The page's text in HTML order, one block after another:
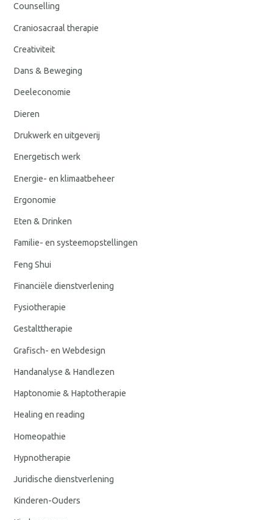
Counselling
Craniosacraal therapie
Creativiteit
Dans & Beweging
Deeleconomie
Dieren
Drukwerk en uitgeverij
Energetisch werk
Energie- en klimaatbeheer
Ergonomie
Eten & Drinken
Familie- en systeemopstellingen
Feng Shui
Financiële dienstverlening
Fysiotherapie
Gestalttherapie
Grafisch- en Webdesign
Handanalyse & Handlezen
Haptonomie & Haptotherapie
Healing en reading
Homeopathie
Hypnotherapie
Juridische dienstverlening
Kinderen-Ouders